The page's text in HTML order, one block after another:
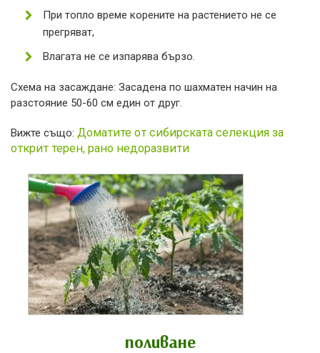
При топло време корените на растението не се
прегряват,
Влагата не се изпарява бързо.
Схема на засаждане: Засадена по шахматен начин на
разстояние 50-60 см един от друг.
Вижте също: Доматите от сибирската селекция за
открит терен, рано недоразвити
поливане